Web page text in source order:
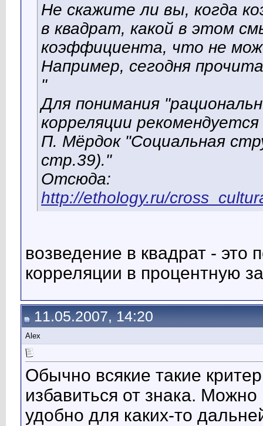
Не скажите ли вы, когда
в квадрат, какой в этом
коэффициента, что не
Например, сегодня
"
Для понимания
корреляции
П. Мёрдок "Социальная
стр.39)."
Отсюда:
http://ethology.ru/
возведение в квадрат -
корреляции в процентную
11.05.2007, 14:20
Alex
Обычно всякие такие
избавиться от знака.
удобно для каких-то